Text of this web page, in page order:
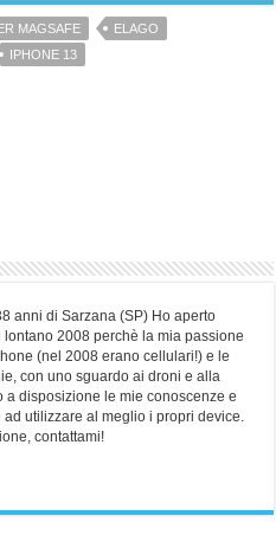
MAGSAFE
ELAGO
IPHONE 13
anni di Sarzana (SP) Ho aperto
lontano 2008 perchè la mia passione
(nel 2008 erano cellulari!) e le
con uno sguardo ai droni e alla
a disposizione le mie conoscenze e
utilizzare al meglio i propri device.
contattami!